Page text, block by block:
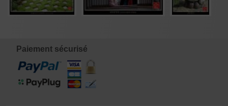
Paiement sécurisé